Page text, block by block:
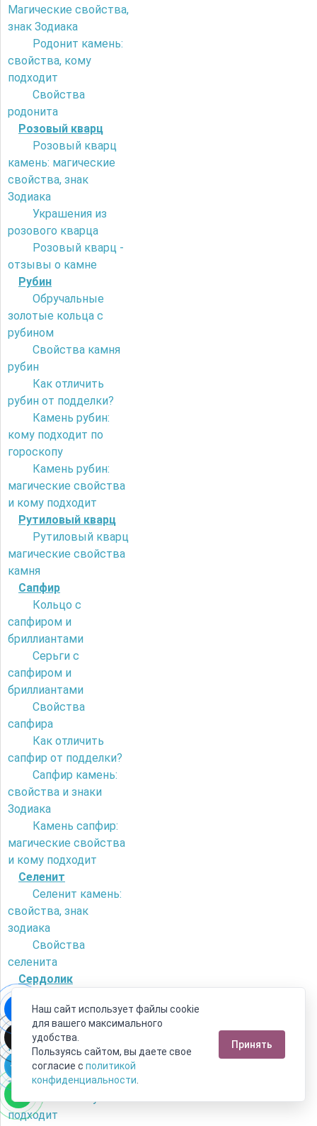
Магические свойства,
знак Зодиака
Родонит камень:
свойства, кому
подходит
Свойства
родонита
Розовый кварц
Розовый кварц
камень: магические
свойства, знак
Зодиака
Украшения из
розового кварца
Розовый кварц -
отзывы о камне
Рубин
Обручальные
золотые кольца с
рубином
Свойства камня
рубин
Как отличить
рубин от подделки?
Камень рубин:
кому подходит по
гороскопу
Камень рубин:
магические свойства
и кому подходит
Рутиловый кварц
Рутиловый кварц
магические свойства
камня
Сапфир
Кольцо с
сапфиром и
бриллиантами
Серьги с
сапфиром и
бриллиантами
Свойства
сапфира
Как отличить
сапфир от подделки?
Сапфир камень:
свойства и знаки
Зодиака
Камень сапфир:
магические свойства
и кому подходит
Селенит
Селенит камень:
свойства, знак
зодиака
Свойства
селенита
Сердолик
сердолик от
искусственного
камня?
Камень сердолик
- его магические
свойства и кому
подходит
Наш сайт использует файлы cookie
для вашего максимального
удобства.
Пользуясь сайтом, вы даете свое
согласие с политикой
конфиденциальности
Принять